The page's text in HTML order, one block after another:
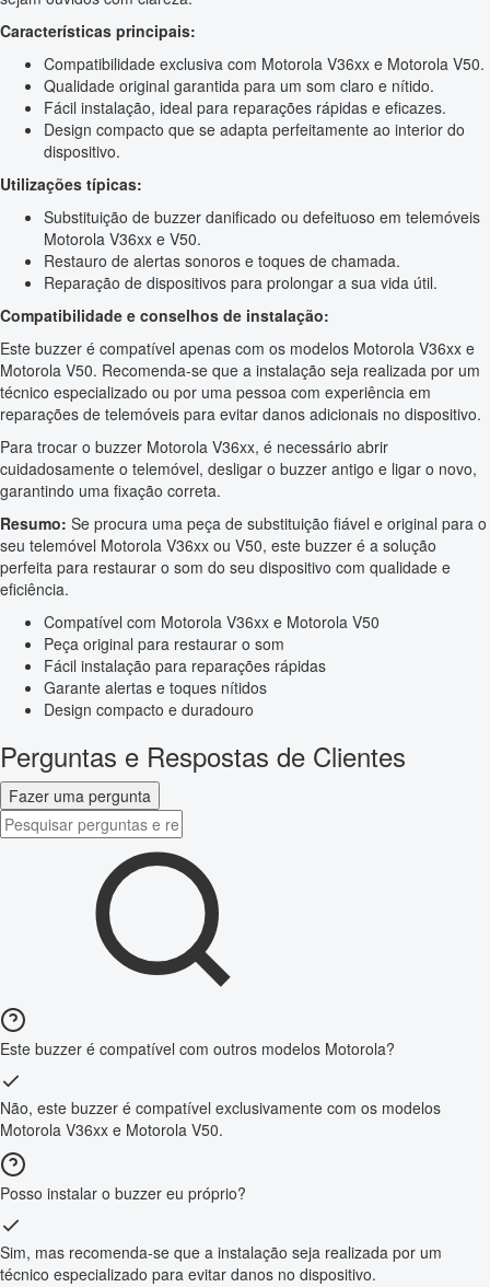
Características principais:
Compatibilidade exclusiva com Motorola V36xx e Motorola V50.
Qualidade original garantida para um som claro e nítido.
Fácil instalação, ideal para reparações rápidas e eficazes.
Design compacto que se adapta perfeitamente ao interior do
dispositivo.
Utilizações típicas:
Substituição de buzzer danificado ou defeituoso em telemóveis
Motorola V36xx e V50.
Restauro de alertas sonoros e toques de chamada.
Reparação de dispositivos para prolongar a sua vida útil.
Compatibilidade e conselhos de instalação:
Este buzzer é compatível apenas com os modelos Motorola V36xx e
Motorola V50. Recomenda-se que a instalação seja realizada por um
técnico especializado ou por uma pessoa com experiência em
reparações de telemóveis para evitar danos adicionais no dispositivo.
Para trocar o buzzer Motorola V36xx, é necessário abrir
cuidadosamente o telemóvel, desligar o buzzer antigo e ligar o novo,
garantindo uma fixação correta.
Resumo: Se procura uma peça de substituição fiável e original para o
seu telemóvel Motorola V36xx ou V50, este buzzer é a solução
perfeita para restaurar o som do seu dispositivo com qualidade e
eficiência.
Compatível com Motorola V36xx e Motorola V50
Peça original para restaurar o som
Fácil instalação para reparações rápidas
Garante alertas e toques nítidos
Design compacto e duradouro
Perguntas e Respostas de Clientes
Fazer uma pergunta
Este buzzer é compatível com outros modelos Motorola?
Não, este buzzer é compatível exclusivamente com os modelos
Motorola V36xx e Motorola V50.
Posso instalar o buzzer eu próprio?
Sim, mas recomenda-se que a instalação seja realizada por um
técnico especializado para evitar danos no dispositivo.